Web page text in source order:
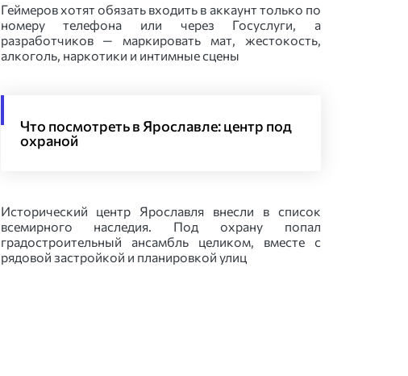
Геймеров хотят обязать входить в аккаунт только по
номеру телефона или через Госуслуги, а
разработчиков — маркировать мат, жестокость,
алкоголь, наркотики и интимные сцены
Что посмотреть в Ярославле: центр под
охраной
Исторический центр Ярославля внесли в список
всемирного наследия. Под охрану попал
градостроительный ансамбль целиком, вместе с
рядовой застройкой и планировкой улиц